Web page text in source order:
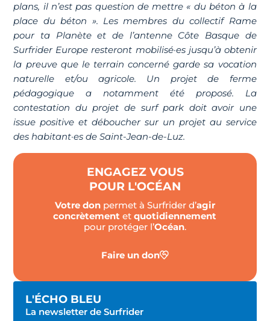
plans, il n’est pas question de mettre « du béton à la
place du béton ». Les membres du collectif Rame
pour ta Planète et de l’antenne Côte Basque de
Surfrider Europe resteront mobilisé·es jusqu’à obtenir
la preuve que le terrain concerné garde sa vocation
naturelle et/ou agricole. Un projet de ferme
pédagogique a notamment été proposé. La
contestation du projet de surf park doit avoir une
issue positive et déboucher sur un projet au service
des habitant·es de Saint-Jean-de-Luz.
ENGAGEZ VOUS
POUR L'OCÉAN
Votre donpermet à Surfrider d’agir
concrètement etquotidiennement
pour protéger l’Océan.
Faire un don
L'ÉCHO BLEU
La newsletter de Surfrider